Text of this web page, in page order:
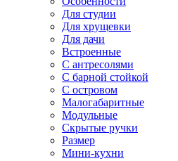
Для студии
Для хрущевки
Для дачи
Встроенные
С антресолями
С барной стойкой
С островом
Малогабаритные
Модульные
Скрытые ручки
Размер
Мини-кухни